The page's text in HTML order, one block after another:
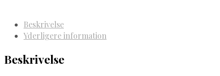
Beskrivelse
Yderligere information
Beskrivelse